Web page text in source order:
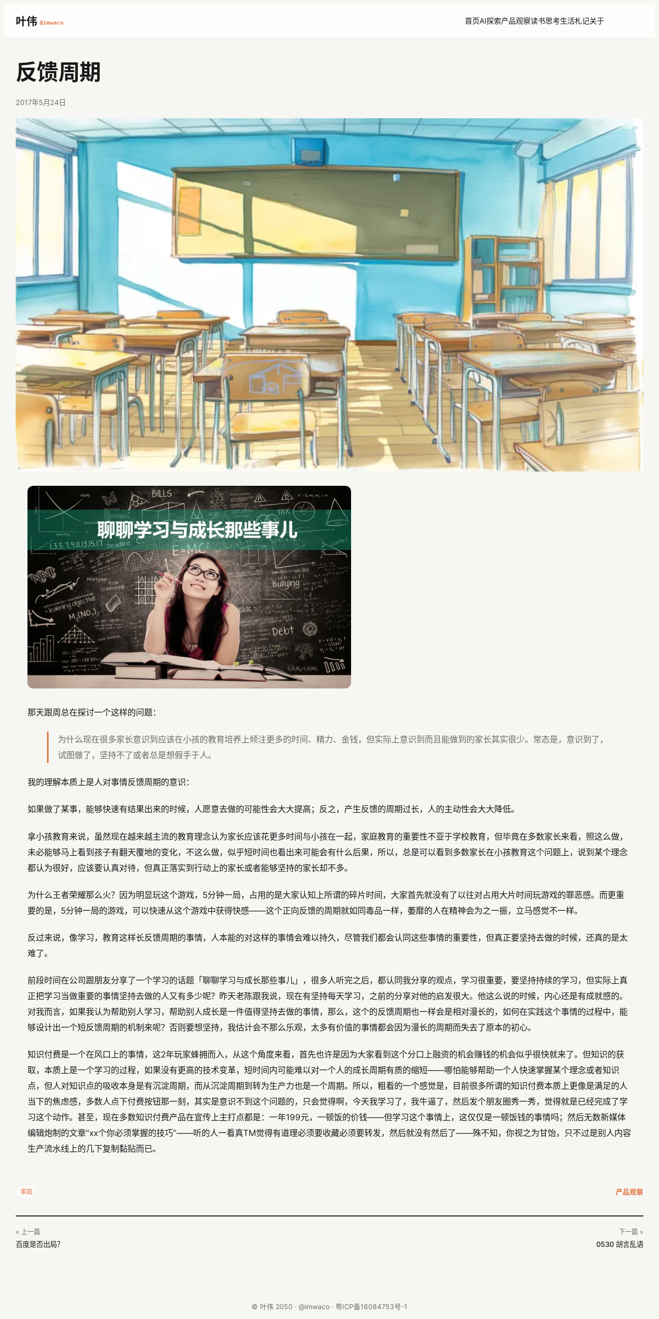
内
叶伟 @imwaco 首页AI探索产品观察读书思考生活札记关于
反馈周期
2017年5月24日
那天跟周总在探讨一个这样的问题：
为什么现在很多家长意识到应该在小孩的教育培养上倾注更多的时间、精力、金钱，但实际上意识到而且能做到的家长其实很少。常态是，意识到了，
试图做了，坚持不了或者总是想假手于人。
我的理解本质上是人对事情反馈周期的意识：
如果做了某事，能够快速有结果出来的时候，人愿意去做的可能性会大大提高；反之，产生反馈的周期过长，人的主动性会大大降低。
拿小孩教育来说，虽然现在越来越主流的教育理念认为家长应该花更多时间与小孩在一起，家庭教育的重要性不亚于学校教育，但毕竟在多数家长来看，照这么做，
未必能够马上看到孩子有翻天覆地的变化，不这么做，似乎短时间也看出来可能会有什么后果，所以，总是可以看到多数家长在小孩教育这个问题上，说到某个理念
都认为很好，应该要认真对待，但真正落实到行动上的家长或者能够坚持的家长却不多。
为什么王者荣耀那么火？因为明显玩这个游戏，5分钟一局，占用的是大家认知上所谓的碎片时间，大家首先就没有了以往对占用大片时间玩游戏的罪恶感。而更重
要的是，5分钟一局的游戏，可以快速从这个游戏中获得快感——这个正向反馈的周期就如同毒品一样，萎靡的人在精神会为之一振，立马感觉不一样。
反过来说，像学习，教育这样长反馈周期的事情，人本能的对这样的事情会难以持久，尽管我们都会认同这些事情的重要性，但真正要坚持去做的时候，还真的是太
难了。
前段时间在公司跟朋友分享了一个学习的话题「聊聊学习与成长那些事儿」，很多人听完之后，都认同我分享的观点，学习很重要，要坚持持续的学习，但实际上真
正把学习当做重要的事情坚持去做的人又有多少呢？昨天老陈跟我说，现在有坚持每天学习，之前的分享对他的启发很大。他这么说的时候，内心还是有成就感的。
对我而言，如果我认为帮助别人学习，帮助别人成长是一件值得坚持去做的事情，那么，这个的反馈周期也一样会是相对漫长的，如何在实践这个事情的过程中，能
够设计出一个短反馈周期的机制来呢？否则要想坚持，我估计会不那么乐观，太多有价值的事情都会因为漫长的周期而失去了原本的初心。
知识付费是一个在风口上的事情，这2年玩家蜂拥而入，从这个角度来看，首先也许是因为大家看到这个分口上融资的机会赚钱的机会似乎很快就来了。但知识的获
取，本质上是一个学习的过程，如果没有更高的技术变革，短时间内可能难以对一个人的成长周期有质的缩短——哪怕能够帮助一个人快速掌握某个理念或者知识
点，但人对知识点的吸收本身是有沉淀周期，而从沉淀周期到转为生产力也是一个周期。所以，粗看的一个感觉是，目前很多所谓的知识付费本质上更像是满足的人
当下的焦虑感，多数人点下付费按钮那一刻，其实是意识不到这个问题的，只会觉得啊，今天我学习了，我牛逼了，然后发个朋友圈秀一秀，觉得就是已经完成了学
习这个动作。甚至，现在多数知识付费产品在宣传上主打点都是：一年199元，一顿饭的价钱——但学习这个事情上，这仅仅是一顿饭钱的事情吗；然后无数新媒体
编辑炮制的文章“xx个你必须掌握的技巧”——听的人一看真TM觉得有道理必须要收藏必须要转发，然后就没有然后了——殊不知，你视之为甘饴，只不过是别人内容
生产流水线上的几下复制黏贴而已。
家庭 产品观察
« 上一篇
百度是否出局？
下一篇 »
0530 胡言乱语
© 叶伟 2050 · @imwaco · 粤ICP备16084753号-1